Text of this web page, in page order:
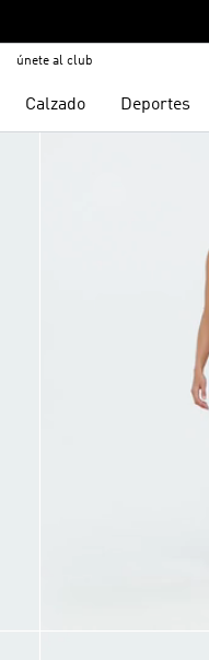
únete al club
Calzado Deportes